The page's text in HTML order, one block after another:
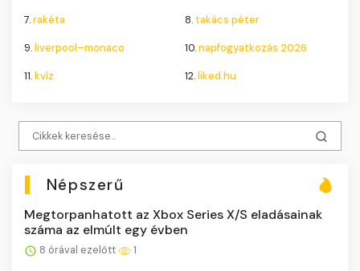
7.rakéta 8. takács péter
9.liverpool–monaco 10.napfogyatkozás 2026
11.kvíz 12.liked.hu
Népszerű
Megtorpanhatott az Xbox Series X/S eladásainak
száma az elmúlt egy évben
8 órával ezelőtt 1